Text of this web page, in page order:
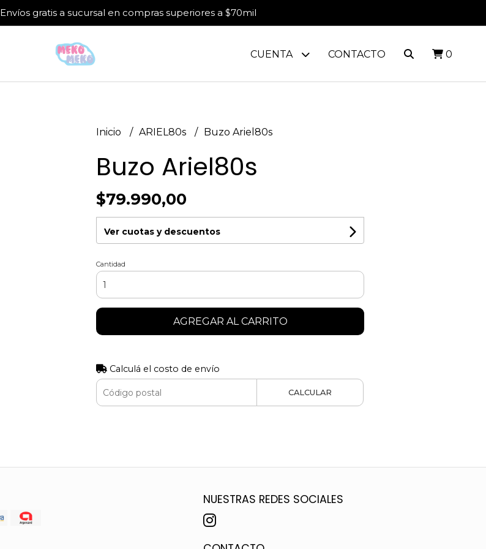
gratis a sucursal en compras superiores a $70mil
CUENTA CONTACTO 0
Inicio ARIEL80s Buzo Ariel80s
Buzo Ariel80s
$79.990,00
Ver cuotas y descuentos
Cantidad
AGREGAR AL CARRITO
Calculá el costo de envío
CALCULAR
NUESTRAS REDES SOCIALES